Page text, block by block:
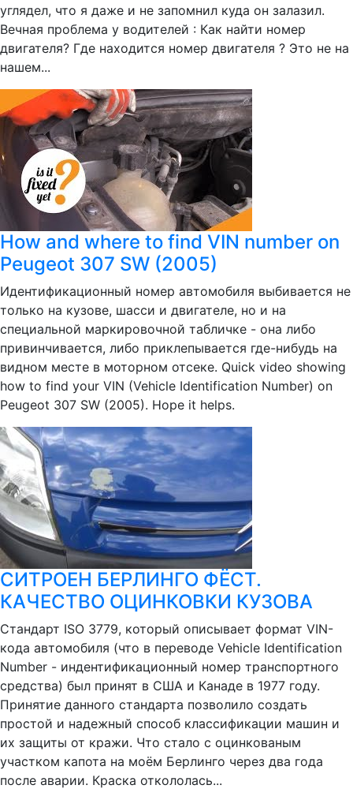
углядел, что я даже и не запомнил куда он залазил.
Вечная проблема у водителей : Как найти номер
двигателя? Где находится номер двигателя ? Это не на
нашем...
How and where to find VIN number on
Peugeot 307 SW (2005)
Идентификационный номер автомобиля выбивается не
только на кузове, шасси и двигателе, но и на
специальной маркировочной табличке - она либо
привинчивается, либо приклепывается где-нибудь на
видном месте в моторном отсеке. Quick video showing
how to find your VIN (Vehicle Identification Number) on
Peugeot 307 SW (2005). Hope it helps.
СИТРОЕН БЕРЛИНГО ФЁСТ.
КАЧЕСТВО ОЦИНКОВКИ КУЗОВА
Стандарт ISO 3779, который описывает формат VIN-
кода автомобиля (что в переводе Vehicle Identification
Number - индентификационный номер транспортного
средства) был принят в США и Канаде в 1977 году.
Принятие данного стандарта позволило создать
простой и надежный способ классификации машин и
их защиты от кражи. Что стало с оцинкованым
участком капота на моём Берлинго через два года
после аварии. Краска откололась...